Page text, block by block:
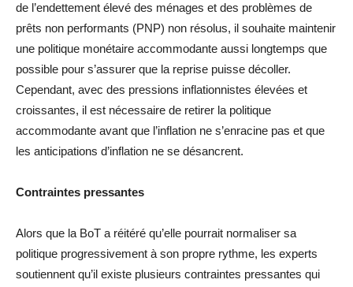
de l’endettement élevé des ménages et des problèmes de
prêts non performants (PNP) non résolus, il souhaite maintenir
une politique monétaire accommodante aussi longtemps que
possible pour s’assurer que la reprise puisse décoller.
Cependant, avec des pressions inflationnistes élevées et
croissantes, il est nécessaire de retirer la politique
accommodante avant que l’inflation ne s’enracine pas et que
les anticipations d’inflation ne se désancrent.
Contraintes pressantes
Alors que la BoT a réitéré qu’elle pourrait normaliser sa
politique progressivement à son propre rythme, les experts
soutiennent qu’il existe plusieurs contraintes pressantes qui